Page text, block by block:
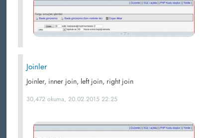
Joinler
Joinler, inner join, left join, right join
30,472 okuma, 20.02.2015 22:25